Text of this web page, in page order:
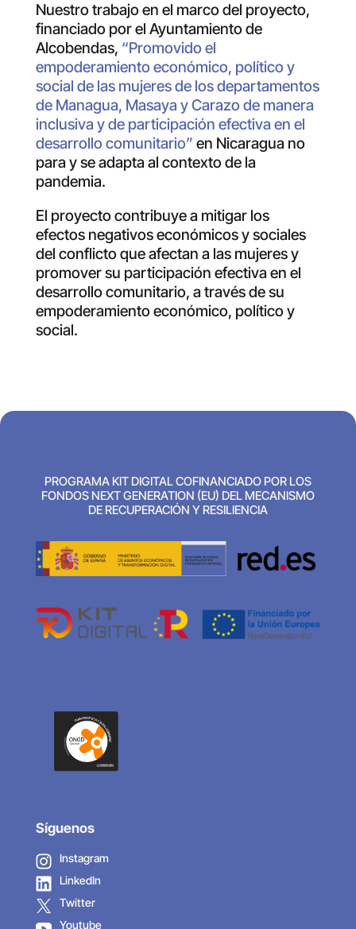
Nuestro trabajo en el marco del proyecto,
financiado por el Ayuntamiento de
Alcobendas, “Promovido el
empoderamiento económico, político y
social de las mujeres de los departamentos
de Managua, Masaya y Carazo de manera
inclusiva y de participación efectiva en el
desarrollo comunitario” en Nicaragua no
para y se adapta al contexto de la
pandemia.
El proyecto contribuye a mitigar los
efectos negativos económicos y sociales
del conflicto que afectan a las mujeres y
promover su participación efectiva en el
desarrollo comunitario, a través de su
empoderamiento económico, político y
social.
PROGRAMA KIT DIGITAL COFINANCIADO POR LOS
FONDOS NEXT GENERATION (EU) DEL MECANISMO
DE RECUPERACIÓN Y RESILIENCIA
Síguenos
Instagram
LinkedIn
Twitter
Youtube